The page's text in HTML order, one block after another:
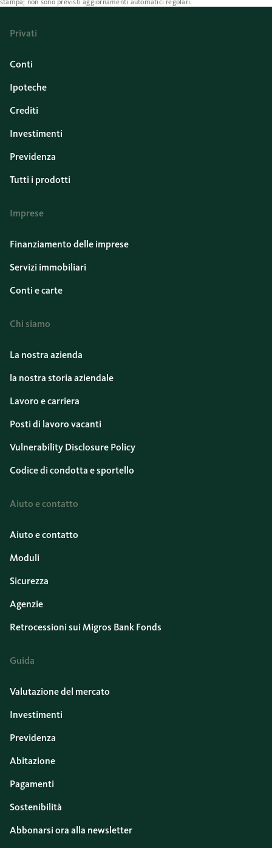
stampa; non sono previsti aggiornamenti automatici regolari.
Privati
Conti
Ipoteche
Crediti
Investimenti
Previdenza
Tutti i prodotti
Imprese
Finanziamento delle imprese
Servizi immobiliari
Conti e carte
Chi siamo
La nostra azienda
la nostra storia aziendale
Lavoro e carriera
Posti di lavoro vacanti
Vulnerability Disclosure Policy
Codice di condotta e sportello
Aiuto e contatto
Aiuto e contatto
Moduli
Sicurezza
Agenzie
Retrocessioni sui Migros Bank Fonds
Guida
Valutazione del mercato
Investimenti
Previdenza
Abitazione
Pagamenti
Sostenibilità
Abbonarsi ora alla newsletter